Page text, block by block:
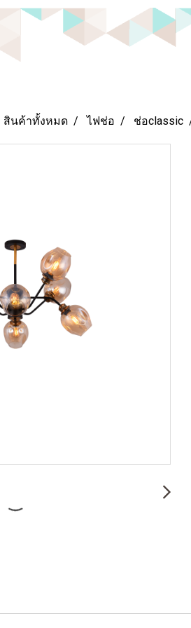
สินค้าทั้งหมด ไฟช่อ ช่อclassic